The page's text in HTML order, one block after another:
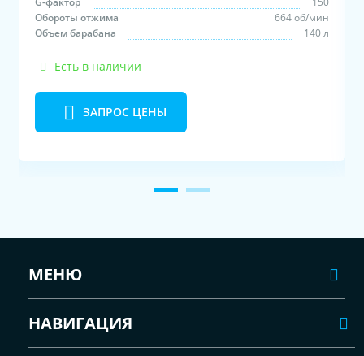
Обороты отжима
664 об/мин
Объем барабана
140 л
Есть в наличии
ЗАПРОС ЦЕНЫ
МЕНЮ
НАВИГАЦИЯ